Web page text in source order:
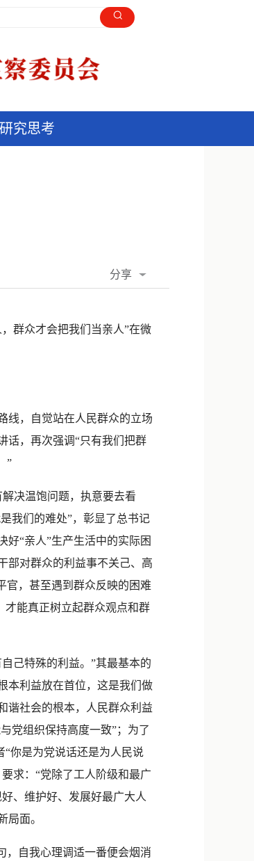
研究思考
分享
新浪微博
群众才会把我们当亲人”在微
，自觉站在人民群众的立场
话，再次强调“只有我们把群
”
决温饱问题，执意要去看
我们的难处”，彰显了总书记
“亲人”生产生活中的实际困
部对群众的利益事不关己、高
官，甚至遇到群众反映的困难
才能真正树立起群众观点和群
己特殊的利益。”其最基本的
本利益放在首位，这是我们做
谐社会的根本，人民群众利益
党组织保持高度一致”；为了
“你是为党说话还是为人民说
求：“党除了工人阶级和最广
、维护好、发展好最广大人
局面。
自我心理调适一番便会烟消